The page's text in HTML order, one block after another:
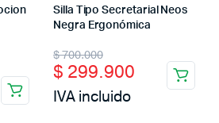
Silla Tipo Secretarial Neos
Negra Ergonómica
$700.000
$ 299.900
IVA incluido